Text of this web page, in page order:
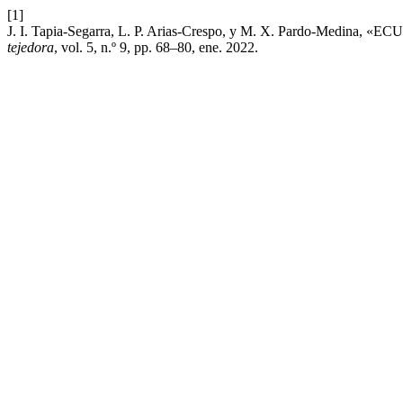
[1]
J. I. Tapia-Segarra, L. P. Arias-Crespo, y M. X. Pardo-Medina,
tejedora, vol. 5, n.º 9, pp. 68–80, ene. 2022.